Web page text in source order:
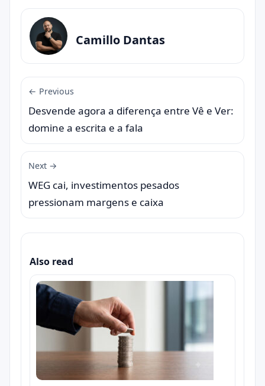
Camillo Dantas
← Previous
Desvende agora a diferença entre Vê e Ver:
domine a escrita e a fala
Next →
WEG cai, investimentos pesados
pressionam margens e caixa
Also read